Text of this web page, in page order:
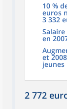
10 %
euros
3 332
en
et
jeunes
2 772